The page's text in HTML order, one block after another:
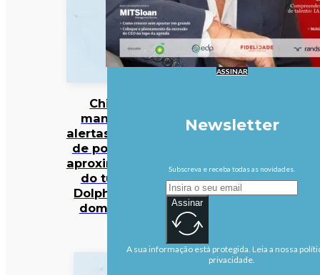
China
mantém
alertas antes
de possível
aproximação
do tufão
Dolphin no
domingo
ASSINAR
Newsletter
Subscreva e receba todas as novidades.
Assinar
A sua informação está protegida. Leia a nossa
privacidade.